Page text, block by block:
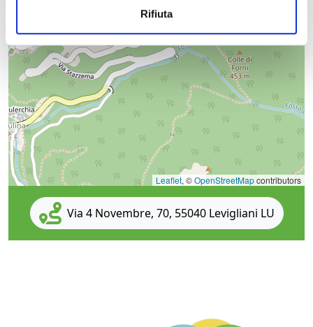
Rifiuta
Leaflet, ©OpenStreetMapcontributors
Via 4 Novembre, 70, 55040 Levigliani LU